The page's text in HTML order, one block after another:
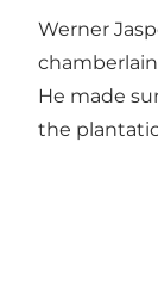
Werner
chamberlain
He made
the